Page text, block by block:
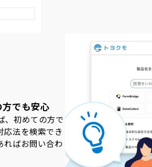
でも安心
、初めての方で
応法を検索でき
ればお問い合わ